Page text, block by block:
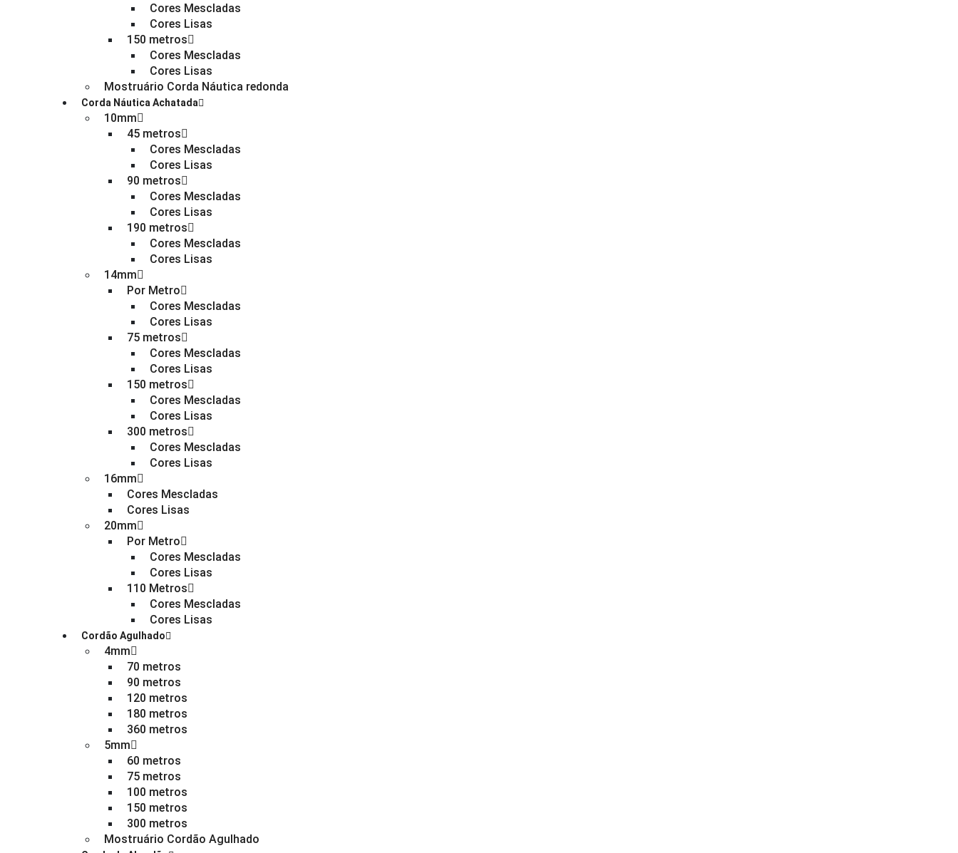
Cores Mescladas
Cores Lisas
150 metros
Cores Mescladas
Cores Lisas
Mostruário Corda Náutica redonda
Corda Náutica Achatada
10mm
45 metros
Cores Mescladas
Cores Lisas
90 metros
Cores Mescladas
Cores Lisas
190 metros
Cores Mescladas
Cores Lisas
14mm
Por Metro
Cores Mescladas
Cores Lisas
75 metros
Cores Mescladas
Cores Lisas
150 metros
Cores Mescladas
Cores Lisas
300 metros
Cores Mescladas
Cores Lisas
16mm
Cores Mescladas
Cores Lisas
20mm
Por Metro
Cores Mescladas
Cores Lisas
110 Metros
Cores Mescladas
Cores Lisas
Cordão Agulhado
4mm
70 metros
90 metros
120 metros
180 metros
360 metros
5mm
60 metros
75 metros
100 metros
150 metros
300 metros
Mostruário Cordão Agulhado